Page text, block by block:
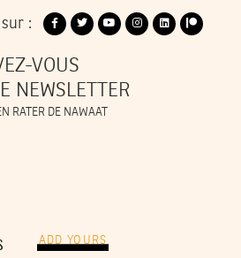
:
VOUS
NEWSLETTER
RATER DE NAWAAT
ADD YOURS